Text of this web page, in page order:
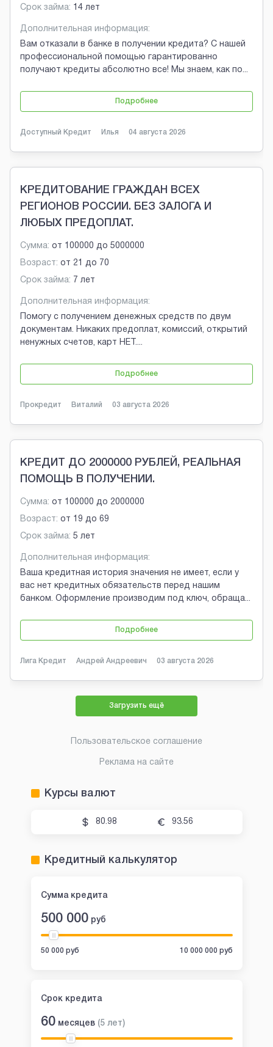
Срок займа: 14 лет
Дополнительная информация:
Вам отказали в банке в получении кредита? С нашей
профессиональной помощью гарантированно
получают кредиты абсолютно все! Мы знаем, как по...
Подробнее
Доступный Кредит Илья 04 августа 2026
КРЕДИТОВАНИЕ ГРАЖДАН ВСЕХ
РЕГИОНОВ РОССИИ. БЕЗ ЗАЛОГА И
ЛЮБЫХ ПРЕДОПЛАТ.
Сумма: от 100000 до 5000000
Возраст: от 21 до 70
Срок займа: 7 лет
Дополнительная информация:
Помогу с получением денежных средств по двум
документам. Никаких предоплат, комиссий, открытий
ненужных счетов, карт НЕТ....
Подробнее
Прокредит Виталий 03 августа 2026
КРЕДИТ ДО 2000000 РУБЛЕЙ, РЕАЛЬНАЯ
ПОМОЩЬ В ПОЛУЧЕНИИ.
Сумма: от 100000 до 2000000
Возраст: от 19 до 69
Срок займа: 5 лет
Дополнительная информация:
Ваша кредитная история значения не имеет, если у
вас нет кредитных обязательств перед нашим
банком. Оформление производим под ключ, обраща...
Подробнее
Лига Кредит Андрей Андреевич 03 августа 2026
Загрузить ещё
Пользовательское соглашение
Реклама на сайте
Курсы валют
80.98 93.56
Кредитный калькулятор
Сумма кредита
500 000 руб
50 000 руб 10 000 000 руб
Срок кредита
60 месяцев (5 лет)